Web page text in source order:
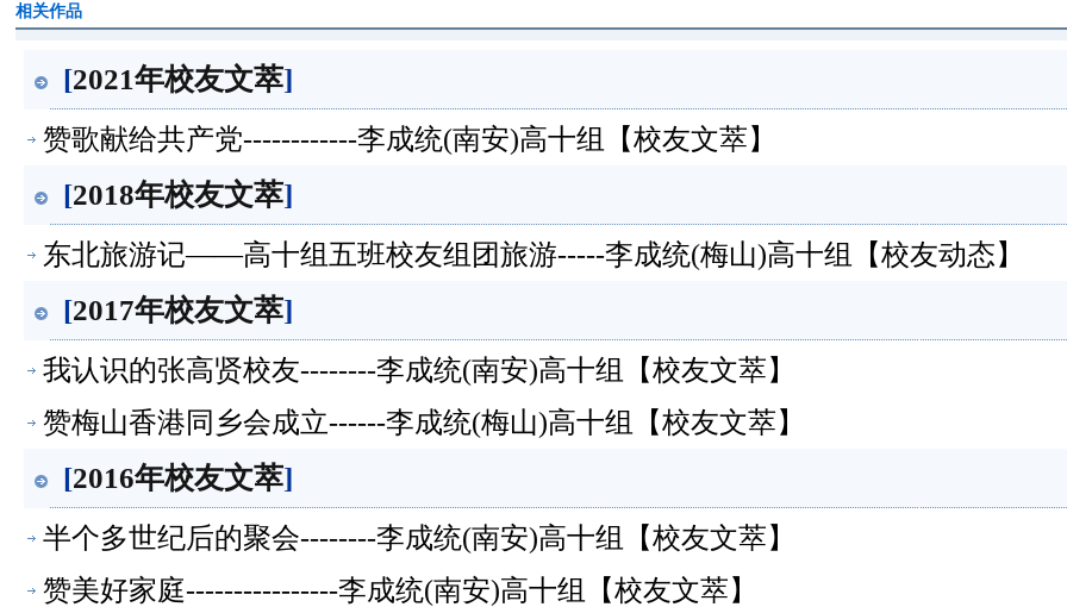
相关作品
[2021年校友文萃]
赞歌献给共产党------------李成统(南安)高十组【校友文萃】
[2018年校友文萃]
东北旅游记——高十组五班校友组团旅游-----李成统(梅山)高十组【校友动态】
[2017年校友文萃]
我认识的张高贤校友--------李成统(南安)高十组【校友文萃】
赞梅山香港同乡会成立------李成统(梅山)高十组【校友文萃】
[2016年校友文萃]
半个多世纪后的聚会--------李成统(南安)高十组【校友文萃】
赞美好家庭----------------李成统(南安)高十组【校友文萃】